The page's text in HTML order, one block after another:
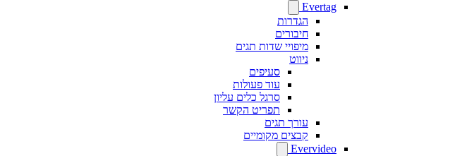
Evertag
הגדרות
חיבורים
מיפויי שדות תגים
ניווט
סעיפים
עוד פעולות
סרגל כלים עליון
תפריט הקשר
עורך תגים
קבצים מקומיים
Evervideo